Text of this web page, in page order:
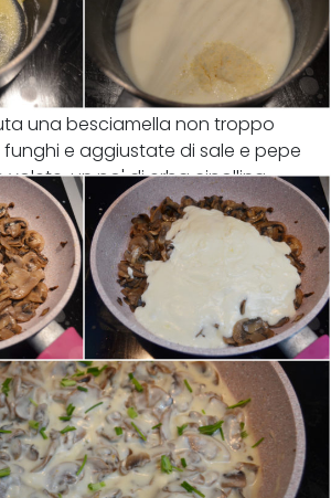
una besciamella non troppo
funghi e aggiustate di sale e pepe
volete, un po' di erba cipollina.